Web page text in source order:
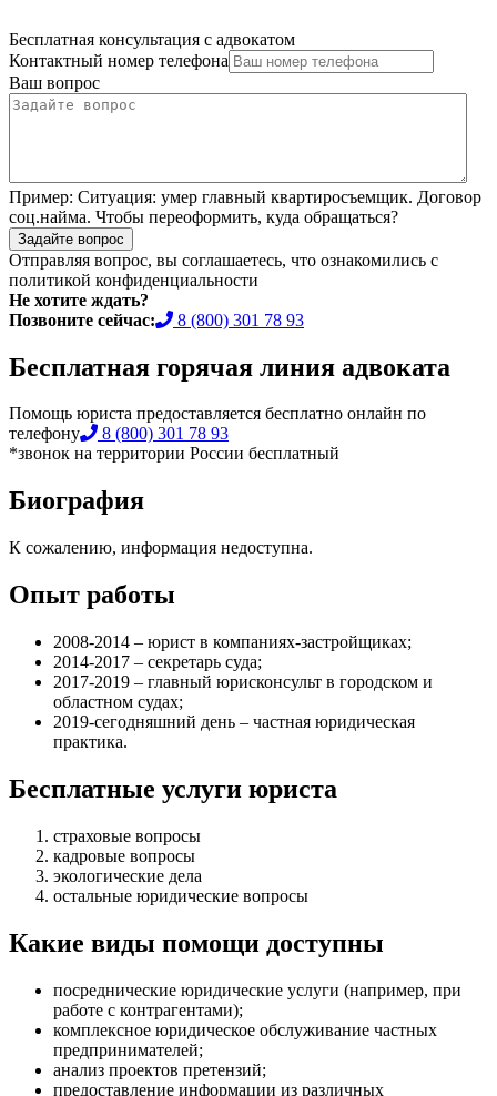
Бесплатная консультация с адвокатом
Контактный номер телефона
Ваш вопрос
Пример: Ситуация: умер главный квартиросъемщик. Договор
соц.найма. Чтобы переоформить, куда обращаться?
Задайте вопрос
Отправляя вопрос, вы соглашаетесь, что ознакомились с
политикой конфиденциальности
Не хотите ждать?
Позвоните сейчас:
8 (800) 301 78 93
Бесплатная горячая линия адвоката
Помощь юриста предоставляется бесплатно онлайн по
телефону
8 (800) 301 78 93
*звонок на территории России бесплатный
Биография
К сожалению, информация недоступна.
Опыт работы
2008-2014 – юрист в компаниях-застройщиках;
2014-2017 – секретарь суда;
2017-2019 – главный юрисконсульт в городском и
областном судах;
2019-сегодняшний день – частная юридическая
практика.
Бесплатные услуги юриста
страховые вопросы
кадровые вопросы
экологические дела
остальные юридические вопросы
Какие виды помощи доступны
посреднические юридические услуги (например, при
работе с контрагентами);
комплексное юридическое обслуживание частных
предпринимателей;
анализ проектов претензий;
предоставление информации из различных